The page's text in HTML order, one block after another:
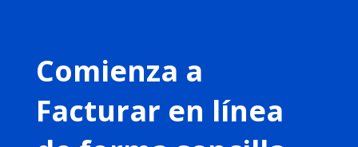
Comienza a
Facturar en línea